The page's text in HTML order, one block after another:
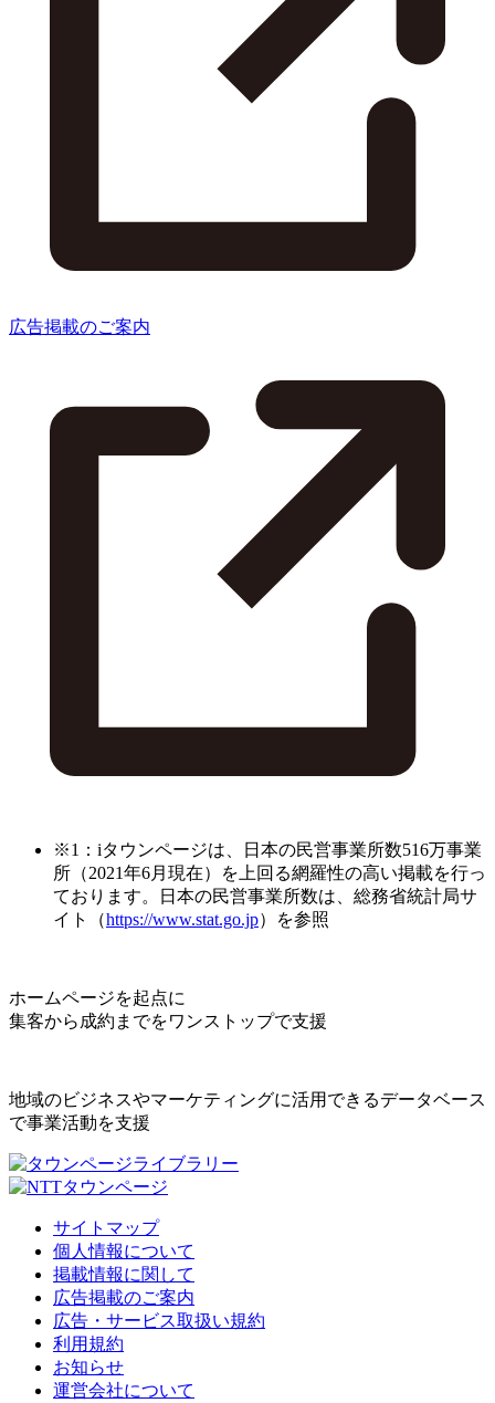
広告掲載のご案内
※1：iタウンページは、日本の民営事業所数516万事業
所（2021年6月現在）を上回る網羅性の高い掲載を行っ
ております。日本の民営事業所数は、総務省統計局サ
イト（https://www.stat.go.jp）を参照
ホームページを起点に
集客から成約までをワンストップで支援
地域のビジネスやマーケティングに活用できるデータベース
で事業活動を支援
サイトマップ
個人情報について
掲載情報に関して
広告掲載のご案内
広告・サービス取扱い規約
利用規約
お知らせ
運営会社について